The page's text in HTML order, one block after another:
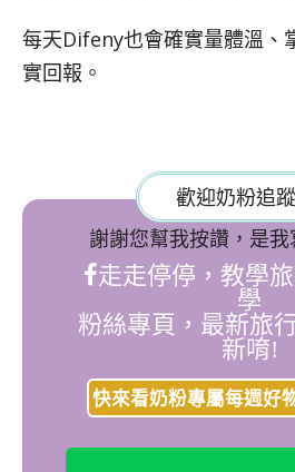
每天Difeny也會確實量體溫、
實回報。
歡迎奶粉追蹤
謝謝您幫我按讚，是我
走走停停，教學
學
粉絲專頁，最新旅
新唷!
快來看奶粉專屬每週好